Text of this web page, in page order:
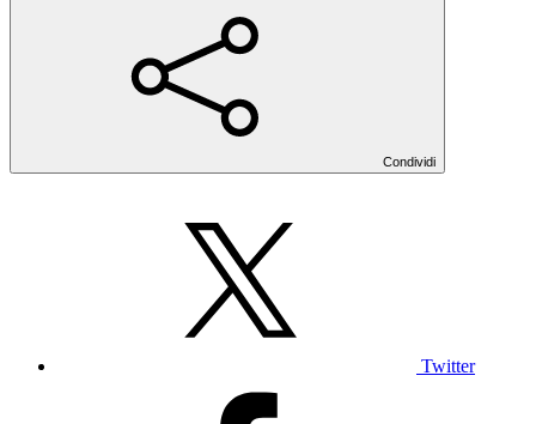
Condividi
Twitter